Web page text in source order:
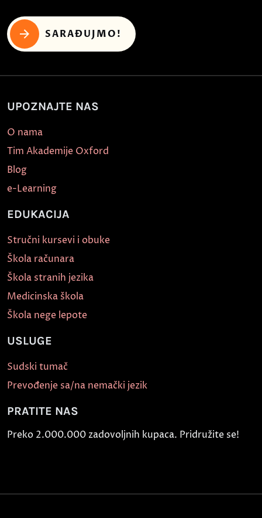
SARAĐUJMO!
UPOZNAJTE NAS
O nama
Tim Akademije Oxford
Blog
e-Learning
EDUKACIJA
Stručni kursevi i obuke
Škola računara
Škola stranih jezika
Medicinska škola
Škola nege lepote
USLUGE
Sudski tumač
Prevođenje sa/na nemački jezik
PRATITE NAS
Preko 2.000.000 zadovoljnih kupaca. Pridružite se!